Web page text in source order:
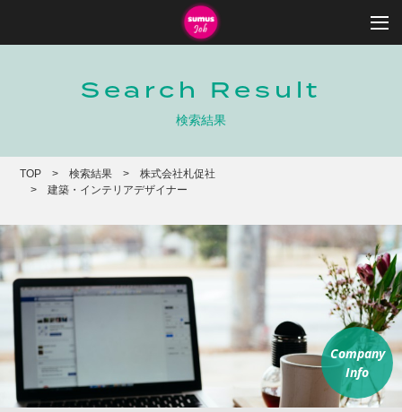
Search Result
検索結果
TOP 検索結果
株式会社札促社
建築・インテリアデザイナー
Company
Info